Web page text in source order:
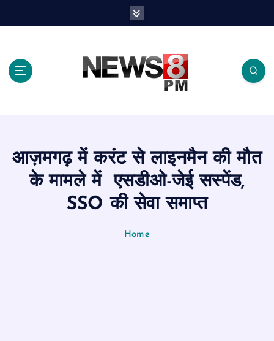
आज़मगढ़ में करंट से लाइनमैन की मौत
के मामले में एसडीओ-जेई सस्पेंड,
SSO की सेवा समाप्त
Home